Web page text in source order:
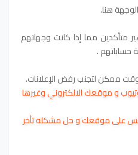
هنا.
متأكدين مما إذا كانت وجهاتهم
حساباتهم .
وقت ممكن لتجنب رفض الإعلانات.
و موقعك الالكتروني وغيرها
على موقعك و حل مشكلة تأخر